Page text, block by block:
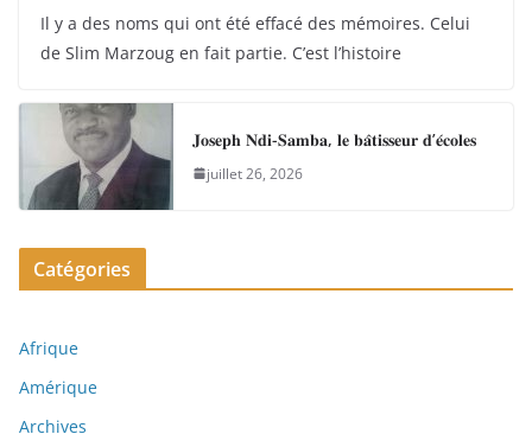
Il y a des noms qui ont été effacé des mémoires. Celui
de Slim Marzoug en fait partie. C’est l’histoire
𝐉𝐨𝐬𝐞𝐩𝐡 𝐍𝐝𝐢-𝐒𝐚𝐦𝐛𝐚, 𝐥𝐞 𝐛𝐚̂𝐭𝐢𝐬𝐬𝐞𝐮𝐫 𝐝’𝐞́𝐜𝐨𝐥𝐞𝐬
juillet 26, 2026
Catégories
Afrique
Amérique
Archives